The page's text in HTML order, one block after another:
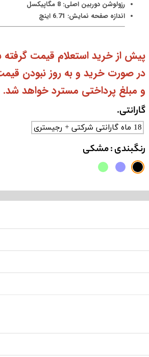
رزولوشن دوربین اصلی: 8 مگاپیکسل
اندازه صفحه نمایش: 6.71 اینچ
پیش از خرید استعلام قیمت
در صورت خرید و به روز نبودن
و مبلغ پرداختی مسترد خواهد شد.
گارانتی.
18 ماه گارانتی شرکتی + رجیستری
رنگبندی: مشکی